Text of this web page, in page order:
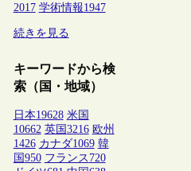
2017 学術情報1947
続きを見る
キーワードから検
索（国・地域）
日本19628 米国
10662 英国 3216 欧州
1426 カナダ1069 韓
国 950 フランス 720